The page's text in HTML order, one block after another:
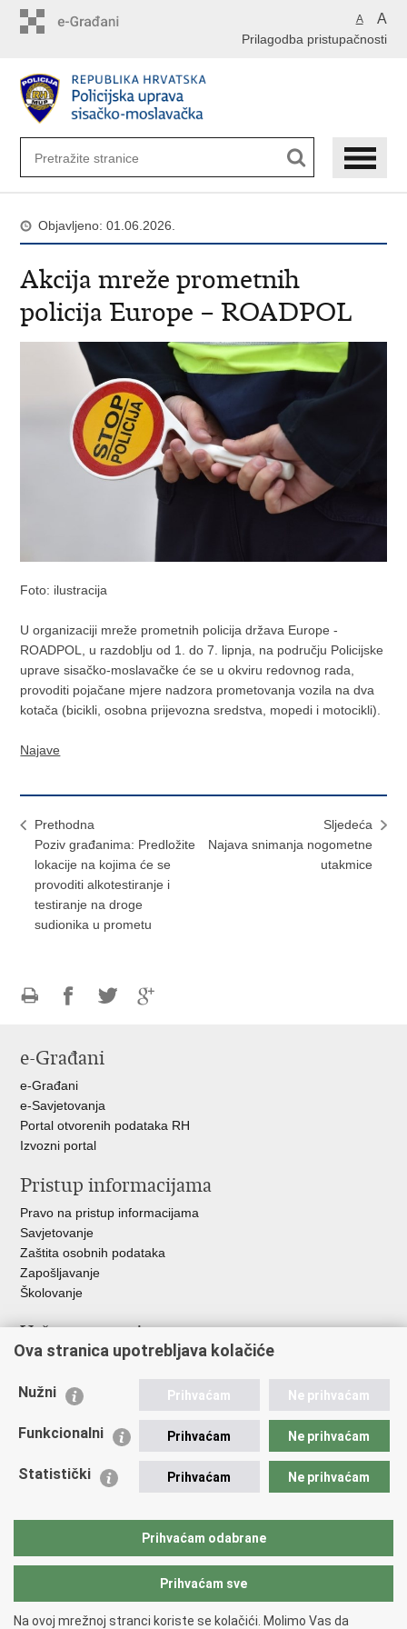
A A
Prilagodba pristupačnosti
Objavljeno: 01.06.2026.
Akcija mreže prometnih
policija Europe – ROADPOL
Foto: ilustracija
​U organizaciji mreže prometnih policija država Europe -
ROADPOL, u razdoblju od 1. do 7. lipnja, na području Policijske
uprave sisačko-moslavačke će se u okviru redovnog rada,
provoditi pojačane mjere nadzora prometovanja vozila na dva
kotača (bicikli, osobna prijevozna sredstva, mopedi i motocikli).
Najave
Prethodna
Poziv građanima: Predložite
lokacije na kojima će se
provoditi alkotestiranje i
testiranje na droge
sudionika u prometu
Sljedeća
Najava snimanja nogometne
utakmice
FacebookuTwitteru
e-Građani
e-Građani
e-Savjetovanja
Portal otvorenih podataka RH
Izvozni portal
Pristup informacijama
Pravo na pristup informacijama
Savjetovanje
Zaštita osobnih podataka
Zapošljavanje
Školovanje
Važne poveznice
Ministarstvo unutarnjih poslova
Udruge
Policijska akademija
Zaklada policijske solidarnosti
Vučetić"
Ova stranica upotrebljava kolačiće
Nužni Prihvaćam Ne prihvaćam
Funkcionalni Prihvaćam Ne prihvaćam
Statistički Prihvaćam Ne prihvaćam
Prihvaćam odabrane
Prihvaćam sve
Na ovoj mrežnoj stranci koriste se kolačići. Molimo Vas da